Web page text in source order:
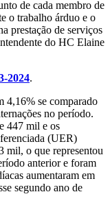
de cada membro de
o trabalho árduo e o
prestação de serviços
do HC Elaine
2024.
4,16% se comparado
no período.
447 mil e os
(UER)
mil, o que representou
anterior e foram
aumentaram em
segundo ano de